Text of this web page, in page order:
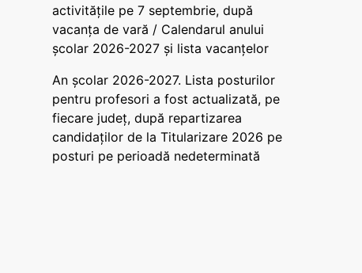
activitățile pe 7 septembrie, după
vacanța de vară / Calendarul anului
școlar 2026-2027 și lista vacanțelor
An școlar 2026-2027. Lista posturilor
pentru profesori a fost actualizată, pe
fiecare județ, după repartizarea
candidaților de la Titularizare 2026 pe
posturi pe perioadă nedeterminată